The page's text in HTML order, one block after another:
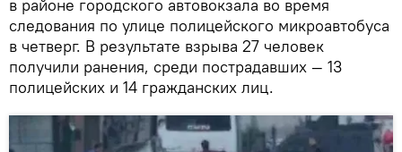
в районе городского автовокзала во время
следования по улице полицейского микроавтобуса
в четверг. В результате взрыва 27 человек
получили ранения, среди пострадавших — 13
полицейских и 14 гражданских лиц.